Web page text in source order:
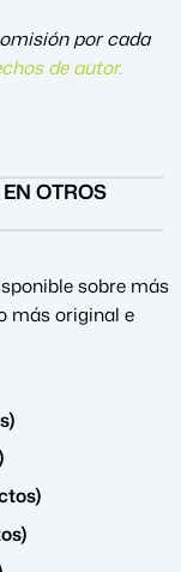
por cada
de autor.
OTROS
sobre más
más original e